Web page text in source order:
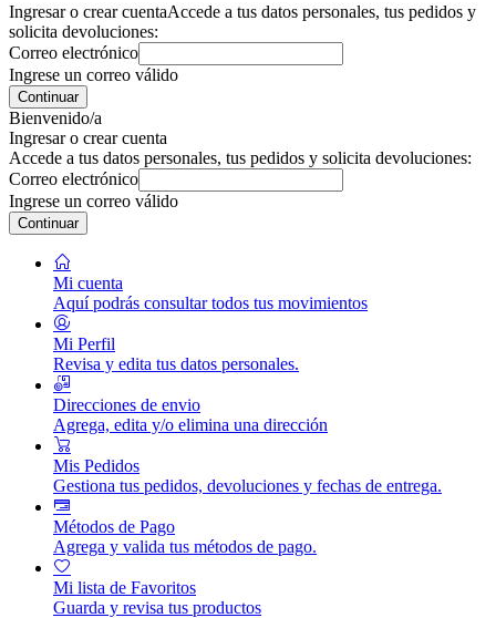
Ingresar o crear cuentaAccede a tus datos personales, tus pedidos y
solicita devoluciones:
Correo electrónico
Ingrese un correo válido
Continuar
Bienvenido/a
Ingresar o crear cuenta
Accede a tus datos personales, tus pedidos y solicita devoluciones:
Correo electrónico
Ingrese un correo válido
Continuar
Mi cuenta
Aquí podrás consultar todos tus movimientos
Mi Perfil
Revisa y edita tus datos personales.
Direcciones de envio
Agrega, edita y/o elimina una dirección
Mis Pedidos
Gestiona tus pedidos, devoluciones y fechas de entrega.
Métodos de Pago
Agrega y valida tus métodos de pago.
Mi lista de Favoritos
Guarda y revisa tus productos